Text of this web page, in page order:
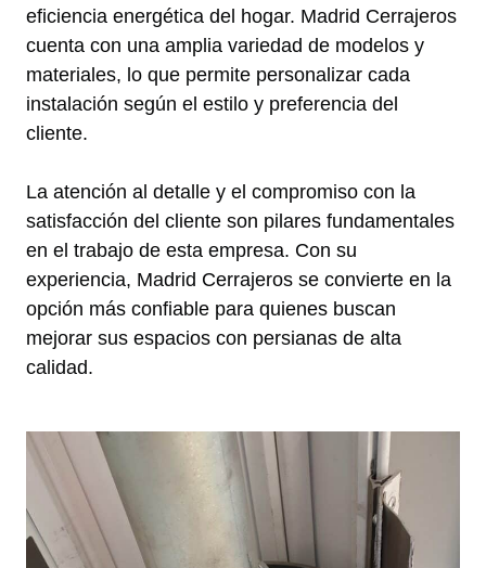
eficiencia energética del hogar. Madrid Cerrajeros
cuenta con una amplia variedad de modelos y
materiales, lo que permite personalizar cada
instalación según el estilo y preferencia del
cliente.
La atención al detalle y el compromiso con la
satisfacción del cliente son pilares fundamentales
en el trabajo de esta empresa. Con su
experiencia, Madrid Cerrajeros se convierte en la
opción más confiable para quienes buscan
mejorar sus espacios con persianas de alta
calidad.